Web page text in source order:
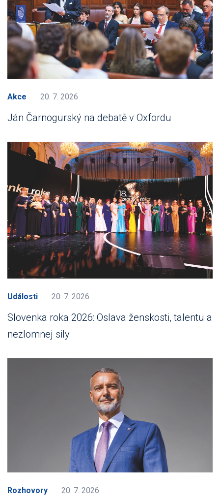
Akce 20. 7. 2026
Ján Čarnogurský na debatě v Oxfordu
Události 20. 7. 2026
Slovenka roka 2026: Oslava ženskosti, talentu a
nezlomnej sily
Rozhovory 20. 7. 2026